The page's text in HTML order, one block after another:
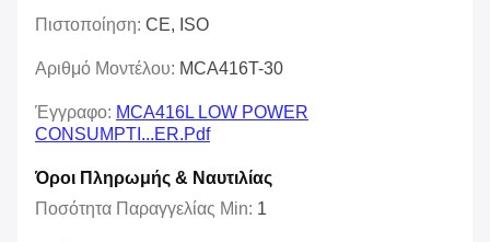
Πιστοποίηση: CE, ISO
Αριθμό Μοντέλου: MCA416T-30
Έγγραφο: MCA416L LOW POWER
CONSUMPTI...ER.pdf
Όροι Πληρωμής & Ναυτιλίας
Ποσότητα Παραγγελίας Min: 1